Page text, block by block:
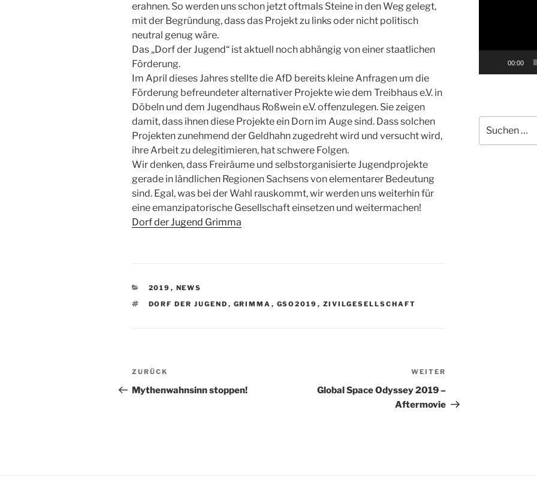
erahnen. So werden uns schon jetzt oftmals Steine in den Weg gelegt,
mit der Begründung, dass das Projekt zu links oder nicht politisch
neutral genug wäre.
Das „Dorf der Jugend“ ist aktuell noch abhängig von einer staatlichen
Förderung.
Im April dieses Jahres stellte die AfD bereits kleine Anfragen um die
Förderung befreundeter alternativer Projekte wie dem Treibhaus e.V. in
Döbeln und dem Jugendhaus Roßwein e.V. offenzulegen. Sie zeigen
damit, dass ihnen diese Projekte ein Dorn im Auge sind. Dass solchen
Projekten zunehmend der Geldhahn zugedreht wird und versucht wird,
ihre Arbeit zu delegitimieren, hat schwere Folgen.
Wir denken, dass Freiräume und selbstorganisierte Jugendprojekte
gerade in ländlichen Regionen Sachsens von elementarer Bedeutung
sind. Egal, was bei der Wahl rauskommt, wir werden uns weiterhin für
eine emanzipatorische Gesellschaft einsetzen und weitermachen!
Dorf der Jugend Grimma
KATEGORIEN
2019 , NEWS
SCHLAGWÖRTER
DORF DER JUGEND , GRIMMA , GSO2019 , ZIVILGESELLSCHAFT
Beitragsnavigation
Vorheriger
Beitrag
ZURÜCK
Mythenwahnsinn stoppen!
Beitrag
WEITER
Global Space Odyssey 2019 –
Aftermovie
00:00
nach: